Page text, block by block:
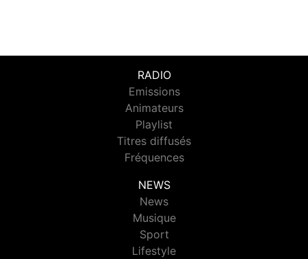
RADIO
Emissions
Animateurs
Playlist
Titres diffusés
Fréquences
NEWS
News
Musique
Sport
Lifestyle